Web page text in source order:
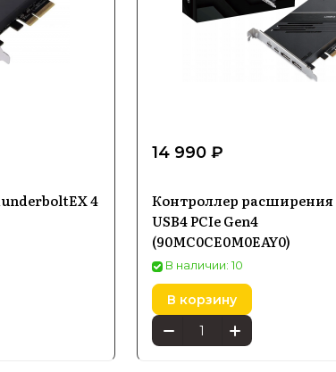
4
14 990 ₽
Контроллер расширения
USB4 PCIe Gen4
(90MC0CE0M0EAY0)
В наличии: 10
В корзину